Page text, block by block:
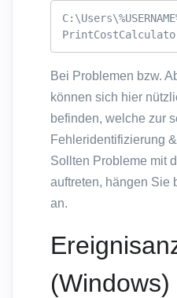
Bei Problemen bzw.
können sich hier
befinden, welche zur
Fehleridentifizierung
Sollten Probleme mit
auftreten, hängen Sie
an.
(Windows)